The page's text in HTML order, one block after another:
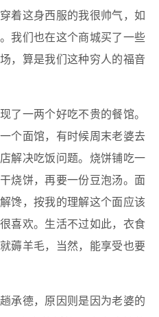
着这身西服的我很帅气，如
我们也在这个商城买了一些
，算是我们这种穷人的福音
了一两个好吃不贵的餐馆。
个面馆，有时候周末老婆去
解决吃饭问题。烧饼铺吃一
烧饼，再要一份豆泡汤。面
馋，按我的理解这个面应该
喜欢。生活不过如此，衣食
薅羊毛，当然，能享受也要
承德，原因则是因为老婆的